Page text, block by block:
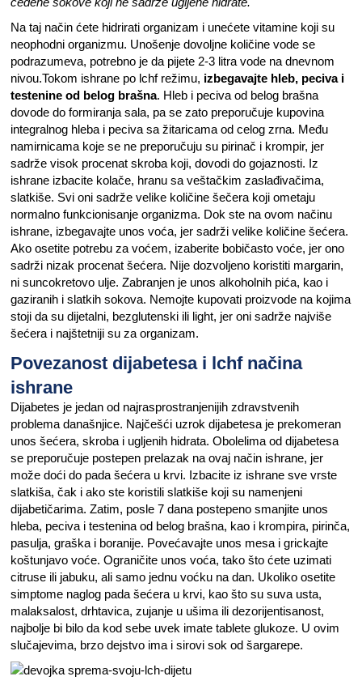
Na taj način ćete hidrirati organizam i unećete vitamine koji su
neophodni organizmu. Unošenje dovoljne količine vode se
podrazumeva, potrebno je da pijete 2-3 litra vode na dnevnom
nivou.Tokom ishrane po lchf režimu, izbegavajte hleb, peciva i
testenine od belog brašna. Hleb i peciva od belog brašna
dovode do formiranja sala, pa se zato preporučuje kupovina
integralnog hleba i peciva sa žitaricama od celog zrna. Među
namirnicama koje se ne preporučuju su pirinač i krompir, jer
sadrže visok procenat skroba koji, dovodi do gojaznosti. Iz
ishrane izbacite kolače, hranu sa veštačkim zaslađivačima,
slatkiše. Svi oni sadrže velike količine šečera koji ometaju
normalno funkcionisanje organizma. Dok ste na ovom načinu
ishrane, izbegavajte unos voća, jer sadrži velike količine šećera.
Ako osetite potrebu za voćem, izaberite bobičasto voće, jer ono
sadrži nizak procenat šećera. Nije dozvoljeno koristiti margarin,
ni suncokretovo ulje. Zabranjen je unos alkoholnih pića, kao i
gaziranih i slatkih sokova. Nemojte kupovati proizvode na kojima
stoji da su dijetalni, bezglutenski ili light, jer oni sadrže najviše
šećera i najštetniji su za organizam.
Povezanost dijabetesa i lchf načina
ishrane
Dijabetes je jedan od najrasprostranjenijih zdravstvenih
problema današnjice. Najčešći uzrok dijabetesa je prekomeran
unos šećera, skroba i ugljenih hidrata. Obolelima od dijabetesa
se preporučuje postepen prelazak na ovaj način ishrane, jer
može doći do pada šećera u krvi. Izbacite iz ishrane sve vrste
slatkiša, čak i ako ste koristili slatkiše koji su namenjeni
dijabetičarima. Zatim, posle 7 dana postepeno smanjite unos
hleba, peciva i testenina od belog brašna, kao i krompira, pirinča,
pasulja, graška i boranije. Povećavajte unos mesa i grickajte
koštunjavo voće. Ograničite unos voća, tako što ćete uzimati
citruse ili jabuku, ali samo jednu voćku na dan. Ukoliko osetite
simptome naglog pada šećera u krvi, kao što su suva usta,
malaksalost, drhtavica, zujanje u ušima ili dezorijentisanost,
najbolje bi bilo da kod sebe uvek imate tablete glukoze. U ovim
slučajevima, brzo dejstvo ima i sirovi sok od šargarepe.